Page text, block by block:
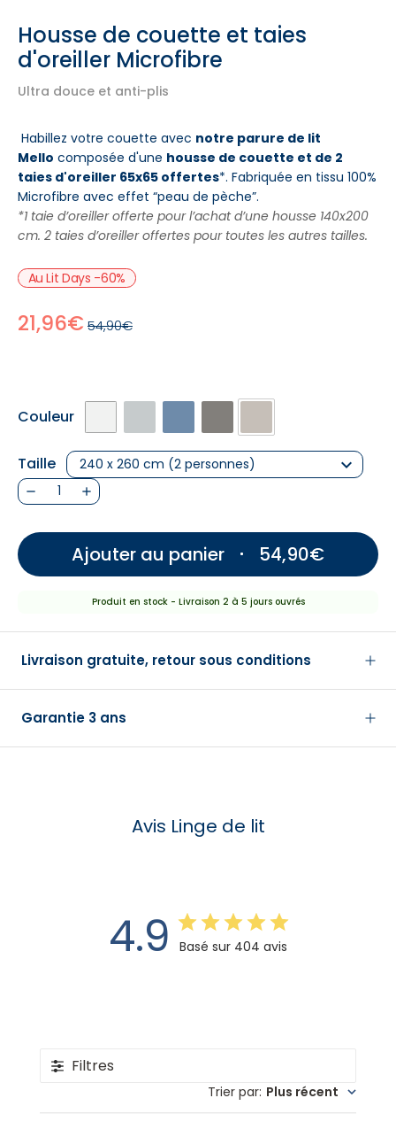
Housse de couette et taies
d'oreiller Microfibre
Ultra douce et anti-plis
Habillez votre couette avec notre parure de lit
Mello composée d'une housse de couette et de 2
taies d'oreiller 65x65 offertes*. Fabriquée en tissu 100%
Microfibre avec effet “peau de pèche”.
*1 taie d’oreiller offerte pour l’achat d’une housse 140x200
cm. 2 taies d’oreiller offertes pour toutes les autres tailles.
Au Lit Days -60%
21,96€ 54,90€
Couleur
Taille 240 x 260 cm (2 personnes) keyboard_arrow_down
remove add
Produit en stock - Livraison 2 à 5 jours ouvrés
Ajouter au panier 54,90€
Livraison gratuite, retour sous conditions
Garantie 3 ans
Avis Linge de lit
4.9 Basé sur 404 avis
Filtres
Trier par: Plus récent